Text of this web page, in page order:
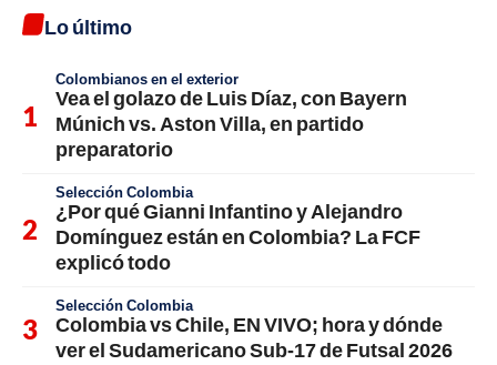
Lo último
Colombianos en el exterior
Vea el golazo de Luis Díaz, con Bayern
Múnich vs. Aston Villa, en partido
preparatorio
Selección Colombia
¿Por qué Gianni Infantino y Alejandro
Domínguez están en Colombia? La FCF
explicó todo
Selección Colombia
Colombia vs Chile, EN VIVO; hora y dónde
ver el Sudamericano Sub-17 de Futsal 2026